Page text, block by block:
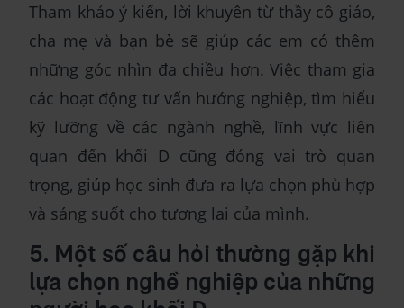
Tham khảo ý kiến, lời khuyên từ thầy cô giáo,
cha mẹ và bạn bè sẽ giúp các em có thêm
những góc nhìn đa chiều hơn. Việc tham gia
các hoạt động tư vấn hướng nghiệp, tìm hiểu
kỹ lưỡng về các ngành nghề, lĩnh vực liên
quan đến khối D cũng đóng vai trò quan
trọng, giúp học sinh đưa ra lựa chọn phù hợp
và sáng suốt cho tương lai của mình.
5. Một số câu hỏi thường gặp khi
lựa chọn nghề nghiệp của những